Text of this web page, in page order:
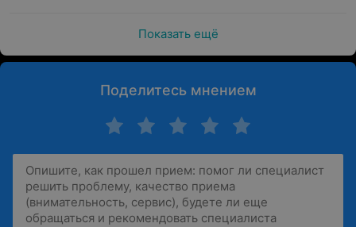
Показать ещё
Поделитесь мнением